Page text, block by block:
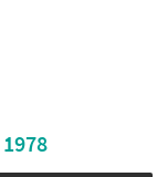
1978